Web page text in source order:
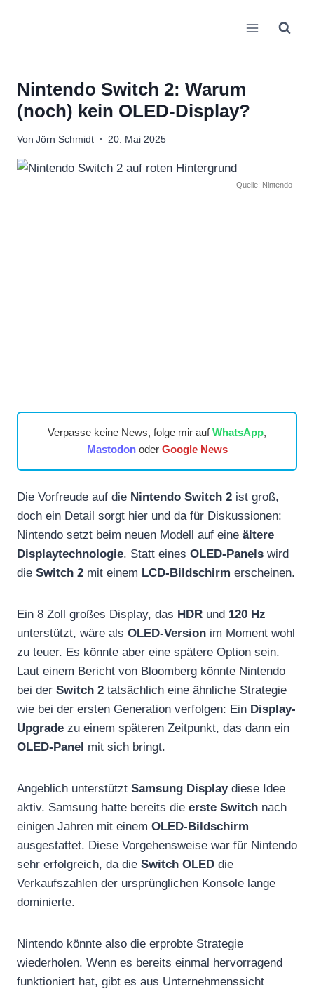
Nintendo Switch 2: Warum
(noch) kein OLED-Display?
Von Jörn Schmidt 20. Mai 2025
Quelle: Nintendo
Verpasse keine News, folge mir aufWhatsApp,
Mastodonoder Google News
Die Vorfreude auf die Nintendo Switch 2 ist groß,
doch ein Detail sorgt hier und da für Diskussionen:
Nintendo setzt beim neuen Modell auf eine ältere
Displaytechnologie. Statt eines OLED-Panels wird
die Switch 2 mit einem LCD-Bildschirm erscheinen.
Ein 8 Zoll großes Display, das HDR und 120 Hz
unterstützt, wäre als OLED-Version im Moment wohl
zu teuer. Es könnte aber eine spätere Option sein.
Laut einem Bericht von Bloomberg könnte Nintendo
bei der Switch 2 tatsächlich eine ähnliche Strategie
wie bei der ersten Generation verfolgen: Ein Display-
Upgrade zu einem späteren Zeitpunkt, das dann ein
OLED-Panel mit sich bringt.
Angeblich unterstützt Samsung Displaydiese Idee
aktiv. Samsung hatte bereits die erste Switch nach
einigen Jahren mit einem OLED-Bildschirm
ausgestattet. Diese Vorgehensweise war für Nintendo
sehr erfolgreich, da die Switch OLED die
Verkaufszahlen der ursprünglichen Konsole lange
dominierte.
Nintendo könnte also die erprobte Strategie
wiederholen. Wenn es bereits einmal hervorragend
funktioniert hat, gibt es aus Unternehmenssicht